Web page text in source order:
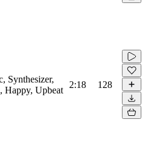
Synthesizer,
Happy, Upbeat
2:18 128